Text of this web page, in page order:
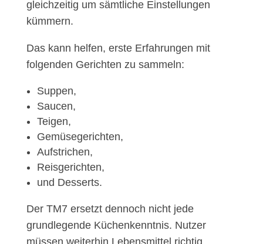
gleichzeitig um sämtliche Einstellungen
kümmern.
Das kann helfen, erste Erfahrungen mit
folgenden Gerichten zu sammeln:
Suppen,
Saucen,
Teigen,
Gemüsegerichten,
Aufstrichen,
Reisgerichten,
und Desserts.
Der TM7 ersetzt dennoch nicht jede
grundlegende Küchenkenntnis. Nutzer